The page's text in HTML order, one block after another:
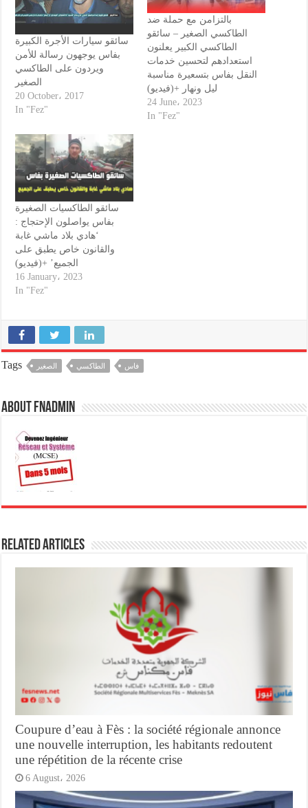
سائقو سيارات الأجرة الكبيرة
بفاس يوجهون رسالة للأمن
ويردون على الطاكسي
الصغير
20 October، 2017
In "Fez"
بالتزامن مع حملة ضد
الطاكسي الصغير – سائقو
الطاكسي الكبير يعلنون
استعدادهم لتحسين خدمات
النقل بفاس بتسعيرة مناسبة
ليل ونهار +(فيديو)
24 June، 2023
In "Fez"
سائقو الطاكسيات الصغيرة
بفاس يواصلون الإحتجاج :
‘هادي بلاد ماشي غابة
والقانون خاص يطبق على
الجميع’ +(فيديو)
16 January، 2023
In "Fez"
Tags الصغير الطاكسي فاس
About fnadmin
Related Articles
Coupure d’eau à Fès : la société régionale annonce
une nouvelle interruption, les habitants redoutent
une répétition de la récente crise
6 August، 2026